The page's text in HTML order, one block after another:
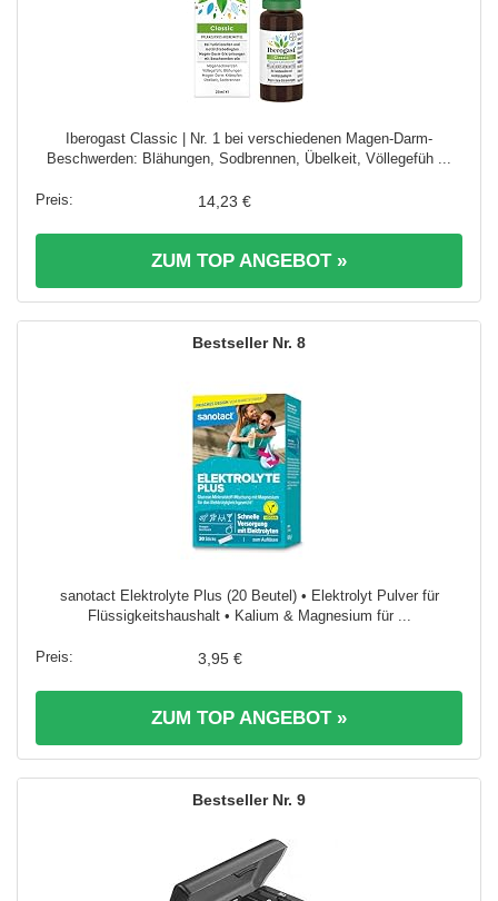
Iberogast Classic | Nr. 1 bei verschiedenen Magen-Darm-
Beschwerden: Blähungen, Sodbrennen, Übelkeit, Völlegefüh ...
14,23 €
ZUM TOP ANGEBOT »
8
sanotact Elektrolyte Plus (20 Beutel) • Elektrolyt Pulver für
Flüssigkeitshaushalt • Kalium & Magnesium für ...
3,95 €
ZUM TOP ANGEBOT »
9